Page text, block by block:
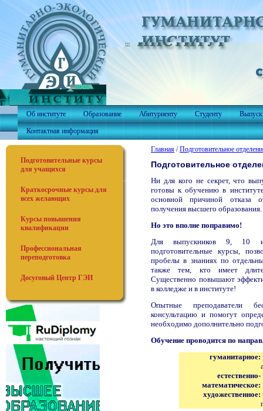
Об институте Образование Абитуриенту Студенту
Контактная информация
Подготовительные курсы
для учащихся
Краткосрочные курсы для
всех желающих
Курсы повышения
квалификации
Профессиональная
переподготовка
Досуговый Центр ГЭИ
Главная /Подготовительное
Подготовительное
Ни для кого не секрет, что
готовы к обучению в
основной причиной отказа
получения высшего образования.
Но это вполне поправимо!
Для выпускников 9, 10
подготовительные курсы,
пробелы в знаниях по
также тем, кто имеет
Существенно повышают
в колледже и в институте!
Опытные преподаватели
консультацию и помогут
необходимо дополнительно
Обучение проводится по
гуманитарное:
естественно-
математическое:
художественное: